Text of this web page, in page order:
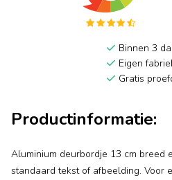
Binnen 3
Eigen
Gratis
Productinformatie:
Aluminium deurbordje 13 cm breed
standaard tekst of afbeelding. Voor